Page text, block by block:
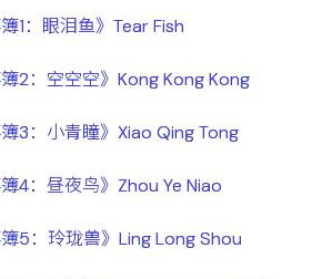
1：眼泪鱼》Tear Fish
2：空空空》Kong Kong Kong
3：小青瞳》Xiao Qing Tong
4：昼夜鸟》Zhou Ye Niao
簿5：玲珑兽》Ling Long Shou